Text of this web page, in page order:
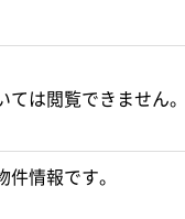
は閲覧できません。
情報です。